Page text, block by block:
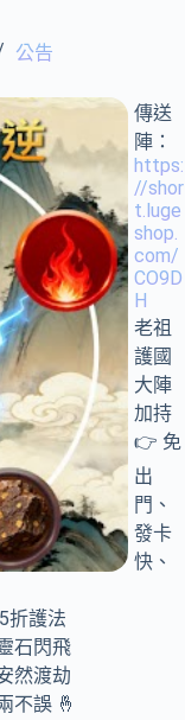
公告
傳送
陣：
https:
//shor
t.luge
shop.
com/
CO9D
H
老祖
護國
大陣
加持
👉 免
出
門、
發卡
快、
折護法
石閃飛
然渡劫
不誤 🤞